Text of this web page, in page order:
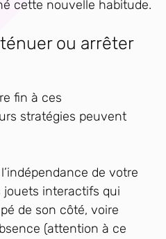
cette nouvelle habitude.
ou arrêter
fin à ces
stratégies peuvent
de votre
interactifs qui
de son côté, voire
(attention à ce